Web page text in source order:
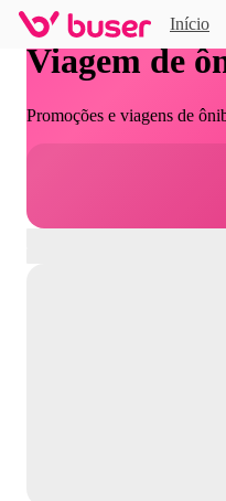
Início
Viagem de
Promoções e viagens de